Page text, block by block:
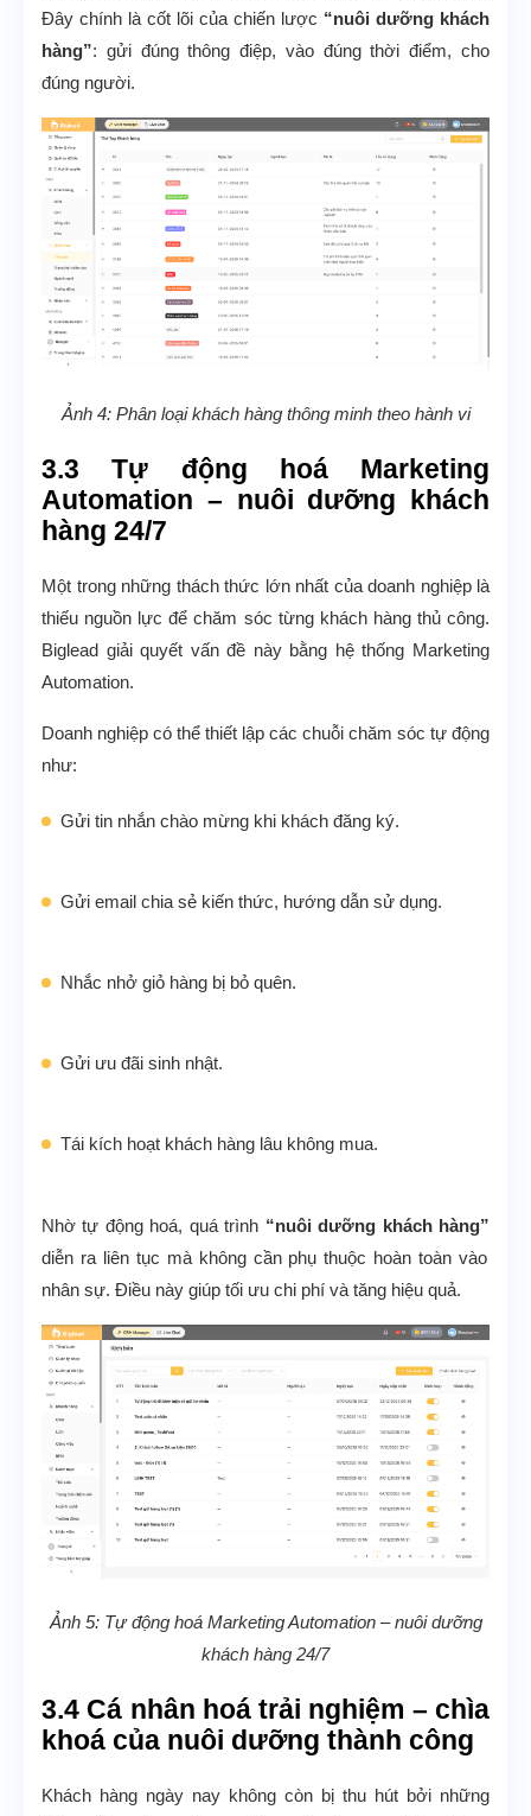
Đây chính là cốt lõi của chiến lược “nuôi dưỡng khách
hàng”: gửi đúng thông điệp, vào đúng thời điểm, cho
đúng người.
Ảnh 4: Phân loại khách hàng thông minh theo hành vi
3.3 Tự động hoá Marketing
Automation – nuôi dưỡng khách
hàng 24/7
Một trong những thách thức lớn nhất của doanh nghiệp là
thiếu nguồn lực để chăm sóc từng khách hàng thủ công.
Biglead giải quyết vấn đề này bằng hệ thống Marketing
Automation.
Doanh nghiệp có thể thiết lập các chuỗi chăm sóc tự động
như:
Gửi tin nhắn chào mừng khi khách đăng ký.
Gửi email chia sẻ kiến thức, hướng dẫn sử dụng.
Nhắc nhở giỏ hàng bị bỏ quên.
Gửi ưu đãi sinh nhật.
Tái kích hoạt khách hàng lâu không mua.
Nhờ tự động hoá, quá trình “nuôi dưỡng khách hàng”
diễn ra liên tục mà không cần phụ thuộc hoàn toàn vào
nhân sự. Điều này giúp tối ưu chi phí và tăng hiệu quả.
Ảnh 5: Tự động hoá Marketing Automation – nuôi dưỡng
khách hàng 24/7
3.4 Cá nhân hoá trải nghiệm – chìa
khoá của nuôi dưỡng thành công
Khách hàng ngày nay không còn bị thu hút bởi những